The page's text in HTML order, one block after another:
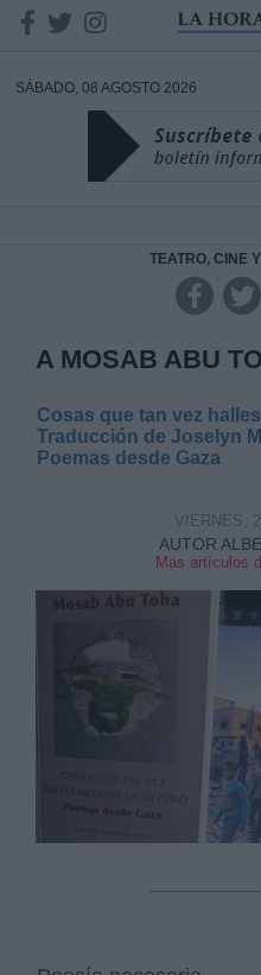
SÁBADO, 08 AGOSTO 2026
TEATRO, CINE
A MOSAB ABU
Cosas que tan vez
Traducción de Joselyn
Poemas desde Gaza
AUTOR
Mas artículos
VIERNES,
DATOS
Responsable:
Legitimación:
Derechos: